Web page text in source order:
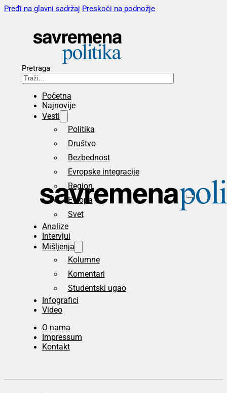
Pređi na glavni sadržaj Preskoči na podnožje
Pretraga
Početna
Najnovije
Vesti
Politika
Društvo
Bezbednost
Evropske integracije
Region
Evropa
Svet
Analize
Intervjui
Mišljenja
Kolumne
Komentari
Studentski ugao
Infografici
Video
O nama
Impressum
Kontakt